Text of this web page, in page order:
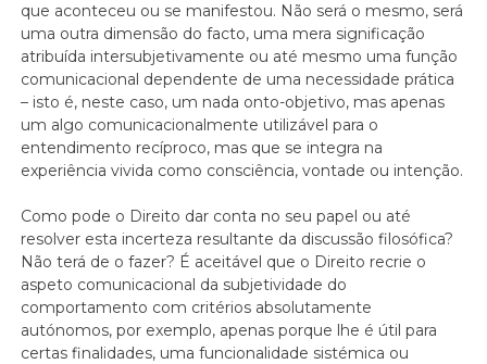
que aconteceu ou se manifestou. Não será o mesmo, será
uma outra dimensão do facto, uma mera significação
atribuída intersubjetivamente ou até mesmo uma função
comunicacional dependente de uma necessidade prática
– isto é, neste caso, um nada onto-objetivo, mas apenas
um algo comunicacionalmente utilizável para o
entendimento recíproco, mas que se integra na
experiência vivida como consciência, vontade ou intenção.
Como pode o Direito dar conta no seu papel ou até
resolver esta incerteza resultante da discussão filosófica?
Não terá de o fazer? É aceitável que o Direito recrie o
aspeto comunicacional da subjetividade do
comportamento com critérios absolutamente
autónomos, por exemplo, apenas porque lhe é útil para
certas finalidades, uma funcionalidade sistémica ou